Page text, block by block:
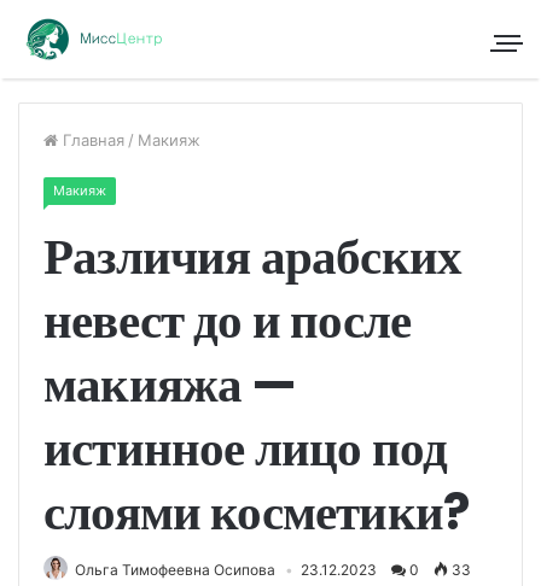
Главная / Макияж
Макияж
Различия арабских
невест до и после
макияжа —
истинное лицо под
слоями косметики?
Ольга Тимофеевна Осипова 23.12.2023 0
33